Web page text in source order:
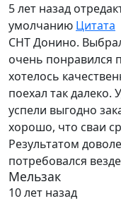
5 лет назад
умолчанию Цитата
СНТ Донино.
очень понравился
хотелось
поехал так далеко.
успели выгодно
хорошо, что сваи
Результатом
потребовался
Мельзак
10 лет назад